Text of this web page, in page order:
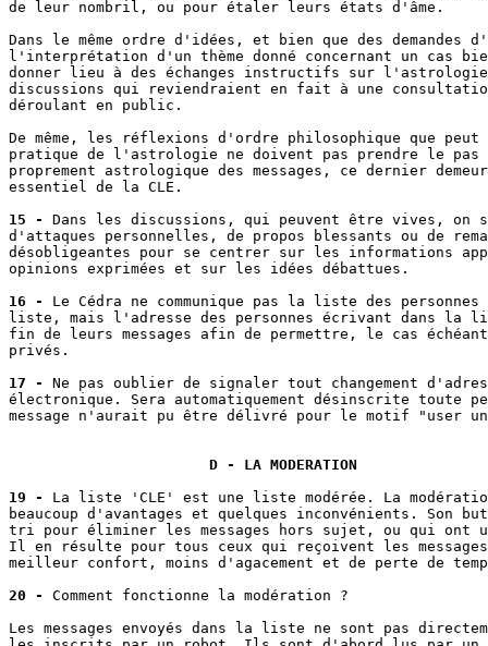
de leur nombril, ou pour étaler leurs états d'âme.
Dans le même ordre d'idées, et bien que des demandes
l'interprétation d'un thème donné concernant un cas
donner lieu à des échanges instructifs sur
discussions qui reviendraient en fait à une
déroulant en public.
De même, les réflexions d'ordre philosophique que
pratique de l'astrologie ne doivent pas prendre le pas
proprement astrologique des messages, ce dernier
essentiel de la CLE.
15 -
Dans les discussions, qui peuvent être vives, on
d'attaques personnelles, de propos blessants ou de
désobligeantes pour se centrer sur les informations
opinions exprimées et sur les idées débattues.
16 -
Le Cédra ne communique pas la liste des
liste, mais l'adresse des personnes écrivant dans la
fin de leurs messages afin de permettre, le cas
privés.
17 -
Ne pas oublier de signaler tout changement
électronique. Sera automatiquement désinscrite toute
message n'aurait pu être délivré pour le motif "user
D - LA MODERATION
19 -
La liste 'CLE' est une liste modérée. La
beaucoup d'avantages et quelques inconvénients. Son
tri pour éliminer les messages hors sujet, ou qui ont
Il en résulte pour tous ceux qui reçoivent les
meilleur confort, moins d'agacement et de perte de
20 -
Comment fonctionne la modération ?
Les messages envoyés dans la liste ne sont pas